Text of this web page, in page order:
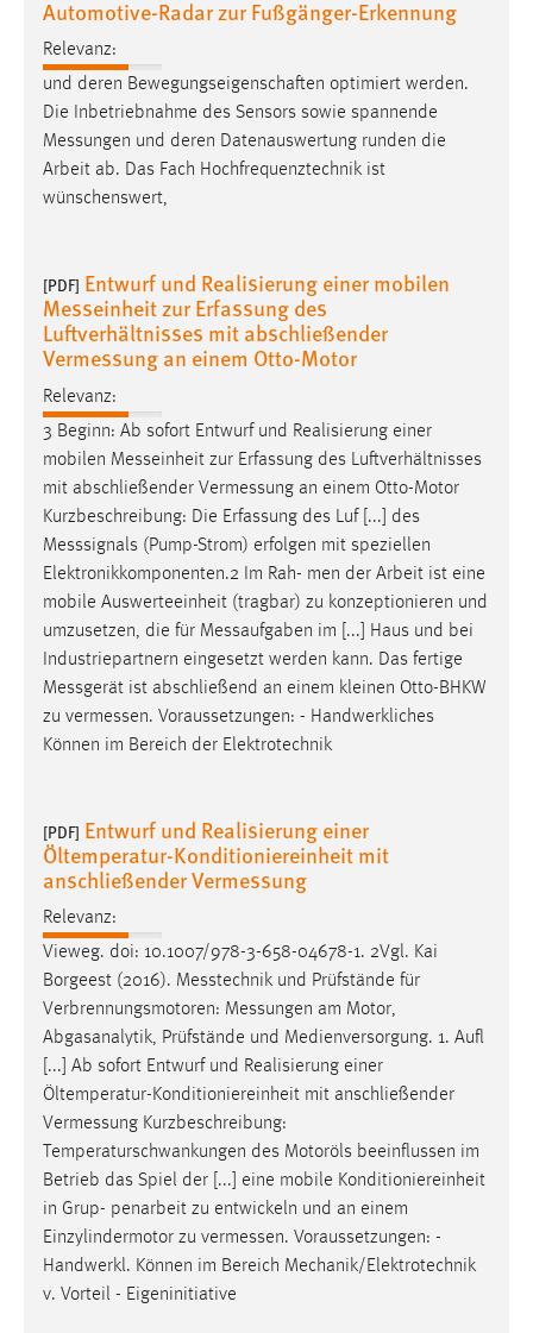
Automotive-Radar zur Fußgänger-Erkennung
Relevanz:
und deren Bewegungseigenschaften optimiert werden.
Die Inbetriebnahme des Sensors sowie spannende
Messungen und deren Datenauswertung runden die
Arbeit ab. Das Fach Hochfrequenztechnik ist
wünschenswert,
[PDF] Entwurf und Realisierung einer mobilen
Messeinheit zur Erfassung des
Luftverhältnisses mit abschließender
Vermessung an einem Otto-Motor
Relevanz:
3 Beginn: Ab sofort Entwurf und Realisierung einer
mobilen Messeinheit zur Erfassung des Luftverhältnisses
mit abschließender Vermessung an einem Otto-Motor
Kurzbeschreibung: Die Erfassung des Luf [...] des
Messsignals (Pump-Strom) erfolgen mit speziellen
Elektronikkomponenten.2 Im Rah- men der Arbeit ist eine
mobile Auswerteeinheit (tragbar) zu konzeptionieren und
umzusetzen, die für Messaufgaben im [...] Haus und bei
Industriepartnern eingesetzt werden kann. Das fertige
Messgerät ist abschließend an einem kleinen Otto-BHKW
zu vermessen. Voraussetzungen: - Handwerkliches
Können im Bereich der Elektrotechnik
[PDF] Entwurf und Realisierung einer
Öltemperatur-Konditioniereinheit mit
anschließender Vermessung
Relevanz:
Vieweg. doi: 10.1007/978-3-658-04678-1. 2Vgl. Kai
Borgeest (2016). Messtechnik und Prüfstände für
Verbrennungsmotoren: Messungen am Motor,
Abgasanalytik, Prüfstände und Medienversorgung. 1. Aufl
[...] Ab sofort Entwurf und Realisierung einer
Öltemperatur-Konditioniereinheit mit anschließender
Vermessung Kurzbeschreibung:
Temperaturschwankungen des Motoröls beeinflussen im
Betrieb das Spiel der [...] eine mobile Konditioniereinheit
in Grup- penarbeit zu entwickeln und an einem
Einzylindermotor zu vermessen. Voraussetzungen: -
Handwerkl. Können im Bereich Mechanik/Elektrotechnik
v. Vorteil - Eigeninitiative
Conversion-Tracking
Cookie Laufzeit:
3 Monate
Facebook Pixel
Anbieter:
Facebook
Zweck:
Cookie Laufzeit:
EXTERNE MEDIEN
Um Inhalte von Videoplattformen und Social Media
Plattformen anzeigen zu können, werden von diesen
externen Medien Cookies gesetzt.
YouTube